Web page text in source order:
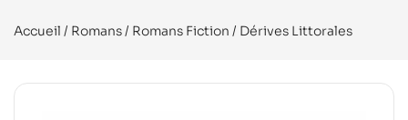
Accueil / Romans/ Romans Fiction / Dérives Littorales